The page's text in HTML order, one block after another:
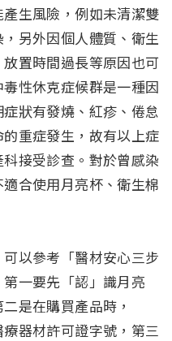
生風險，例如未清潔雙
另外因個人體質、衛生
置時間過長等原因也可
性休克症候群是一種因
狀有發燒、紅疹、倦怠
重症發生，故有以上症
接受診查。對於曾感染
合使用月亮杯、衛生棉
以參考「醫材安心三步
一要先「認」識月亮
是在購買產品時，
療器材許可證字號，第三